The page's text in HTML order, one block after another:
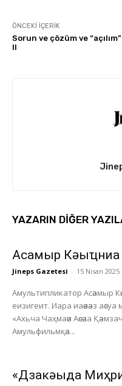
ÖNCEKI İÇERIK
Sorun ve çözüm ve “açılım”
II
YAZARIN DIĞER
Асҭамыр
Jineps Gazetesi - 15 Nisan 2025
Амультипликатор Асәамыр
еизигеит. Иара иаәиәаз
«Ахьча Чаҳмаәи Аәсәаа
Амульфильмқәа...
«Дзакәыда